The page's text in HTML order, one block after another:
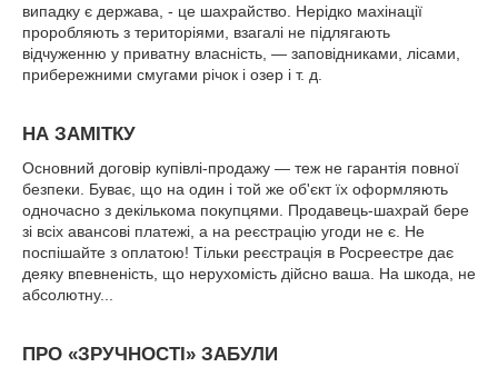
випадку є держава, - це шахрайство. Нерідко махінації
проробляють з територіями, взагалі не підлягають
відчуженню у приватну власність, — заповідниками, лісами,
прибережними смугами річок і озер і т. д.
НА ЗАМІТКУ
Основний договір купівлі-продажу — теж не гарантія повної
безпеки. Буває, що на один і той же об'єкт їх оформляють
одночасно з декількома покупцями. Продавець-шахрай бере
зі всіх авансові платежі, а на реєстрацію угоди не є. Не
поспішайте з оплатою! Тільки реєстрація в Росреестре дає
деяку впевненість, що нерухомість дійсно ваша. На шкода, не
абсолютну...
ПРО «ЗРУЧНОСТІ» ЗАБУЛИ